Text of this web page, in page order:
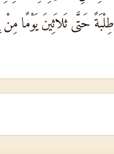
حَتَّى ثَلاَثِينَ يَوْمًا